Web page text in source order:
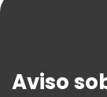
Termos E
Aviso